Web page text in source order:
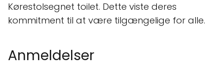
Kørestolsegnet toilet. Dette viste deres
kommitment til at være tilgængelige for alle.
Anmeldelser